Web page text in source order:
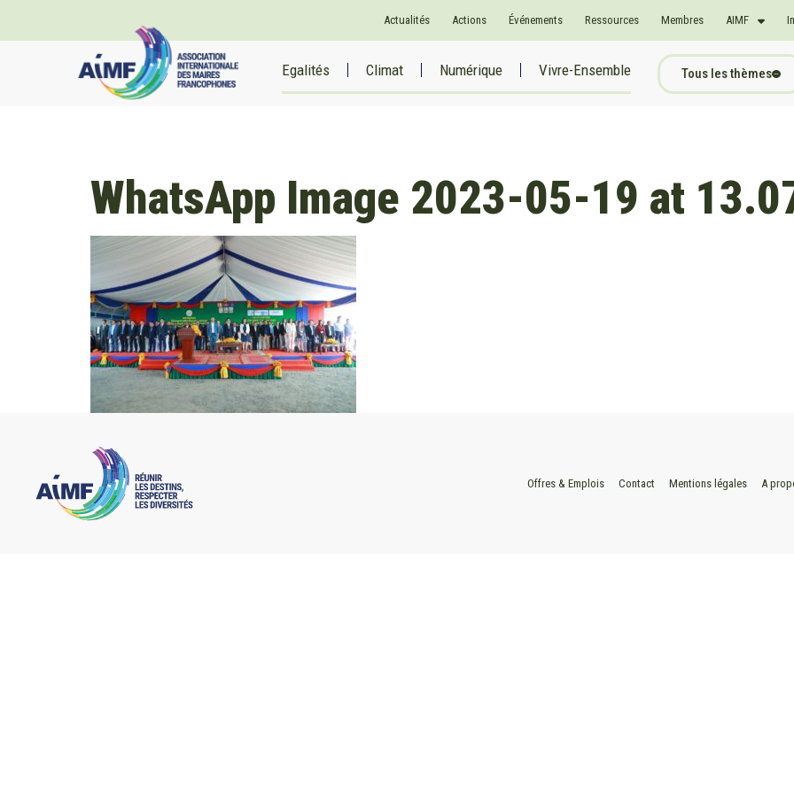
Actualités Actions Événements Ressources Membres AIMF
Egalités Climat Numérique Vivre-Ensemble Tous les thèmes
WhatsApp Image 2023-05-19 at
Offres & Emplois Contact Mentions légales A